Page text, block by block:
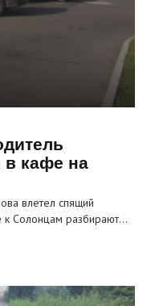
в кафе на
влетел спящий
к Солонцам разбирают…